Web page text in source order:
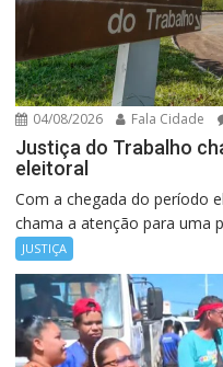
04/08/2026 Fala Cidade
Justiça do Trabalho
eleitoral
Com a chegada do período
chama a atenção para uma
JUSTIÇA